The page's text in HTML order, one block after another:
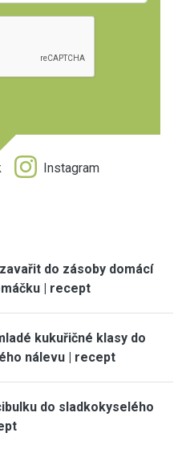
Instagram
do zásoby domácí
| recept
kukuřičné klasy do
nálevu | recept
do sladkokyselého